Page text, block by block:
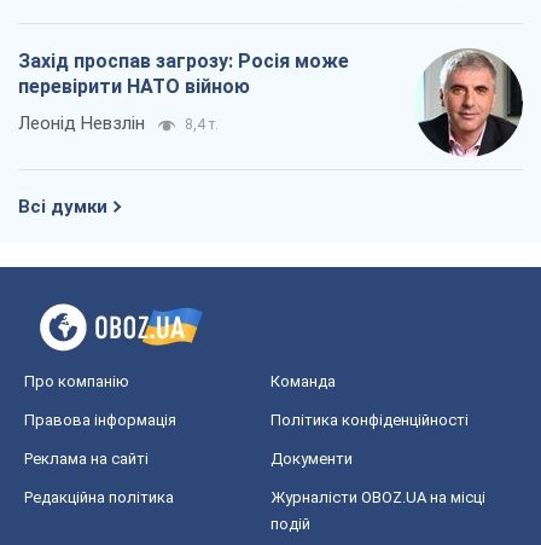
Захід проспав загрозу: Росія може
перевірити НАТО війною
Леонід Невзлін 8,4 т.
Всі думки
Про компанію Команда
Правова інформація Політика конфіденційності
Реклама на сайті Документи
Редакційна політика
Журналісти OBOZ.UA на місці
подій